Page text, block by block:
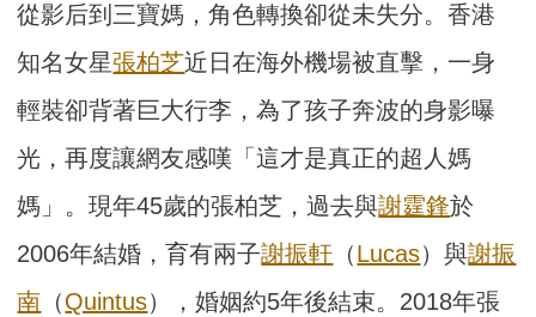
從影后到三寶媽，角色轉換卻從未失分。香港
知名女星張柏芝近日在海外機場被直擊，一身
輕裝卻背著巨大行李，為了孩子奔波的身影曝
光，再度讓網友感嘆「這才是真正的超人媽
媽」。現年45歲的張柏芝，過去與謝霆鋒於
2006年結婚，育有兩子謝振軒 （Lucas）與謝振
南 （Quintus），婚姻約5年後結束。2018年張